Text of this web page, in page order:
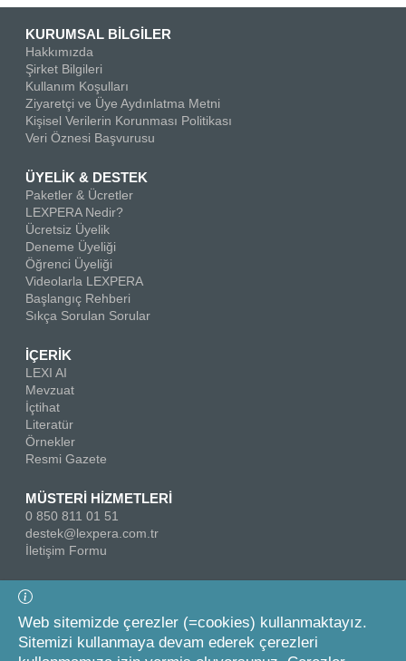
KURUMSAL BİLGİLER
Hakkımızda
Şirket Bilgileri
Kullanım Koşulları
Ziyaretçi ve Üye Aydınlatma Metni
Kişisel Verilerin Korunması Politikası
Veri Öznesi Başvurusu
ÜYELİK & DESTEK
Paketler & Ücretler
LEXPERA Nedir?
Ücretsiz Üyelik
Deneme Üyeliği
Öğrenci Üyeliği
Videolarla LEXPERA
Başlangıç Rehberi
Sıkça Sorulan Sorular
İÇERİK
LEXI AI
Mevzuat
İçtihat
Literatür
Örnekler
Resmi Gazete
MÜSTERİ HİZMETLERİ
0 850 811 01 51
destek@lexpera.com.tr
İletişim Formu
Bizi Takip Edin
Web sitemizde çerezler (=cookies) kullanmaktayız.
Sitemizi kullanmaya devam ederek çerezleri